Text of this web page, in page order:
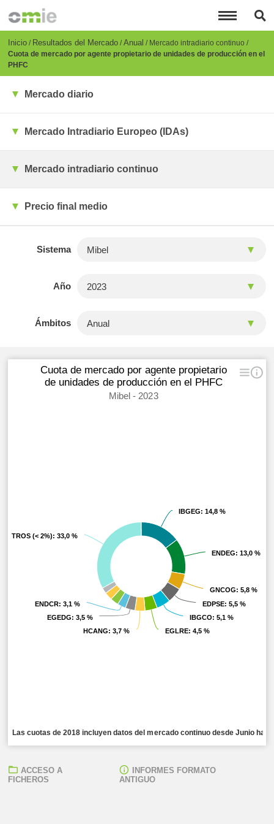
principal
Breadcrumb
Inicio Resultados del Mercado Anual
Mercado intradiario continuo
Cuota de mercado por agente propietario de unidades de producción en el
PHFC
Mercado diario
Mercado Intradiario Europeo (IDAs)
Mercado intradiario continuo
Precio final medio
Sistema
Año
Ámbitos
Las cuotas de 2018 incluyen datos del mercado continuo desde Junio
Cuota de mercado por agente propietario
de unidades de producción en el PHFC
Mibel - 2023
IBGEG: 14,8 %
IBGEG: 14,8 %
ENDEG: 13,0 %
ENDEG: 13,0 %
GNCOG: 5,8 %
GNCOG: 5,8 %
EDPSE: 5,5 %
EDPSE: 5,5 %
IBGCO: 5,1 %
IBGCO: 5,1 %
EGLRE: 4,5 %
EGLRE: 4,5 %
HCANG: 3,7 %
HCANG: 3,7 %
EGEDG: 3,5 %
EGEDG: 3,5 %
ENDCR: 3,1 %
ENDCR: 3,1 %
OTROS (< 2%): 33,0 %
OTROS (< 2%): 33,0 %
ACCESO A
FICHEROS
INFORMES FORMATO
ANTIGUO